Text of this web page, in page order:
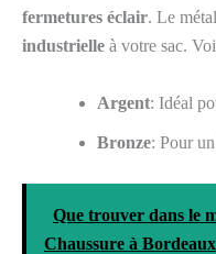
fermetures éclair. Le
industrielle à votre sac.
Argent: Idéal
Bronze: Pour
Que trouver dans le
Chaussure à Bordeaux